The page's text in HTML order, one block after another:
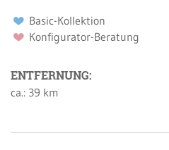
Basic-Kollektion
Konfigurator-Beratung
ENTFERNUNG:
ca.: 39 km